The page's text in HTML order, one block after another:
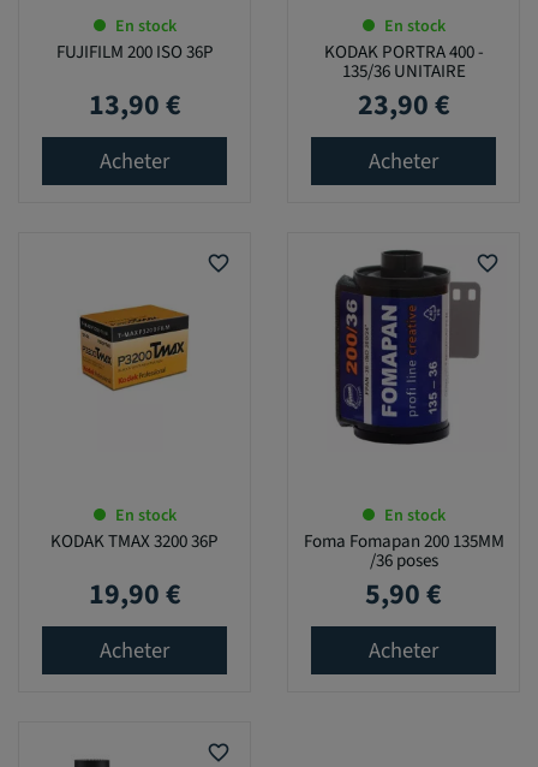
En stock
FUJIFILM 200 ISO 36P
Prix
13,90 €
Acheter
En stock
KODAK PORTRA 400 -
135/36 UNITAIRE
Prix
23,90 €
Acheter
favorite_border
En stock
KODAK TMAX 3200 36P
Prix
19,90 €
Acheter
favorite_border
En stock
Foma Fomapan 200 135MM
/36 poses
Prix
5,90 €
Acheter
favorite_border